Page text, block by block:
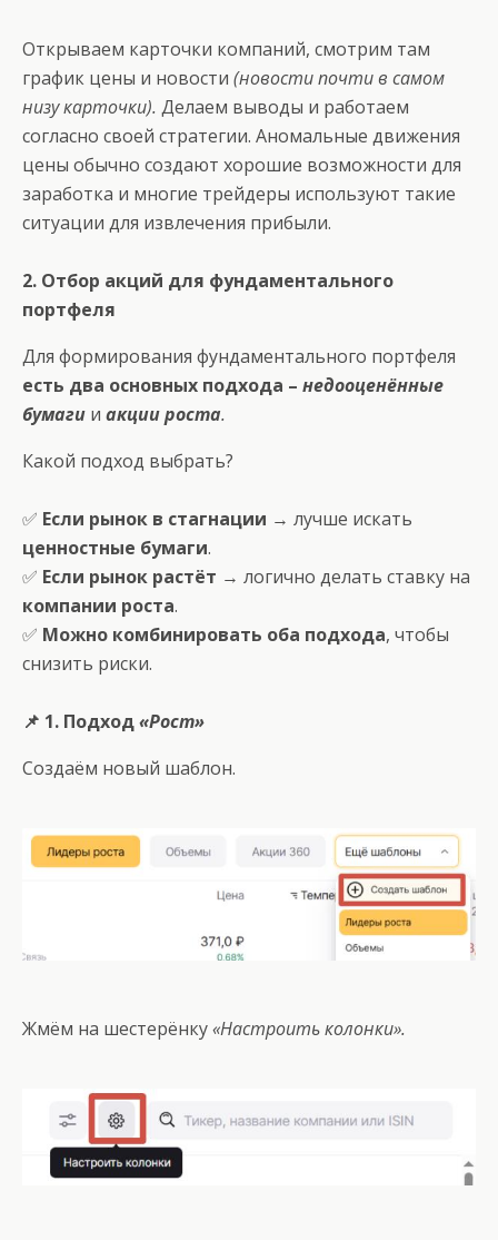
Открываем карточки компаний, смотрим там
график цены и новости (новости почти в самом
низу карточки). Делаем выводы и работаем
согласно своей стратегии. Аномальные движения
цены обычно создают хорошие возможности для
заработка и многие трейдеры используют такие
ситуации для извлечения прибыли.
2. Отбор акций для фундаментального
портфеля
Для формирования фундаментального портфеля
есть два основных подхода – недооценённые
бумаги и акции роста.
Какой подход выбрать?
✅ Если рынок в стагнации → лучше искать
ценностные бумаги.
✅ Если рынок растёт → логично делать ставку на
компании роста.
✅ Можно комбинировать оба подхода, чтобы
снизить риски.
📌 1. Подход«Рост»
Создаём новый шаблон.
Жмём на шестерёнку«Настроить колонки».